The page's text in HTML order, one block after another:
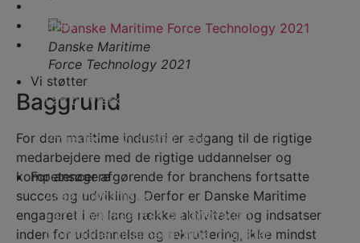
English
Vi støtter
Lån til iværksætteri og innovation
Donationer til almennyttige projekter
Projekter
Vi støtter ikke
For ansøgere
Ansøgningsfrister
Lån til iværksætteri og innovation
Donationer til almennyttige projekter
Danske Maritime
Force Technology 2021
Baggrund
For den maritime industri er adgang til de rigtige
medarbejdere med de rigtige uddannelser og
kompetencer afgørende for branchens fortsatte
succes og udvikling. Derfor er Danske Maritime
engageret i en lang række aktiviteter og indsatser
inden for uddannelse og rekruttering, ikke mindst